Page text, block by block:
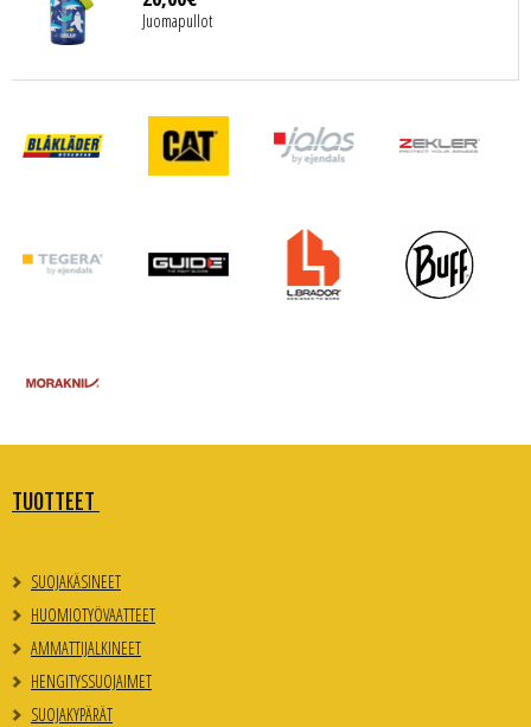
Juomapullot
TUOTTEET
SUOJAKÄSINEET
HUOMIOTYÖVAATTEET
AMMATTIJALKINEET
HENGITYSSUOJAIMET
SUOJAKYPÄRÄT